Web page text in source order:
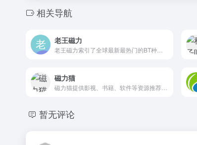
相关导航
老王磁力
磁力猫
暂无评论